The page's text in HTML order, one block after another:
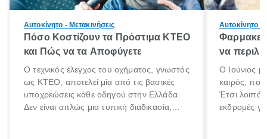
Αυτοκίνητο - Μετακινήσεις
Πόσο Κοστίζουν τα Πρόστιμα ΚΤΕΟ
και Πώς να τα Αποφύγετε
Ο τεχνικός έλεγχος του οχήματος, γνωστός
ως ΚΤΕΟ, αποτελεί μία από τις βασικές
υποχρεώσεις κάθε οδηγού στην Ελλάδα.
Δεν είναι απλώς μια τυπική διαδικασία,
Αυτοκίνητο -
να
Ο Ιούνιος
καιρός, που
Έτσι
εκδρομές